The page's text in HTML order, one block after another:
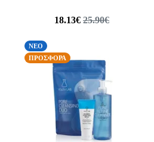
18.13€ 25.90€
ΝΕΟ
ΠΡΟΣΦΟΡΑ